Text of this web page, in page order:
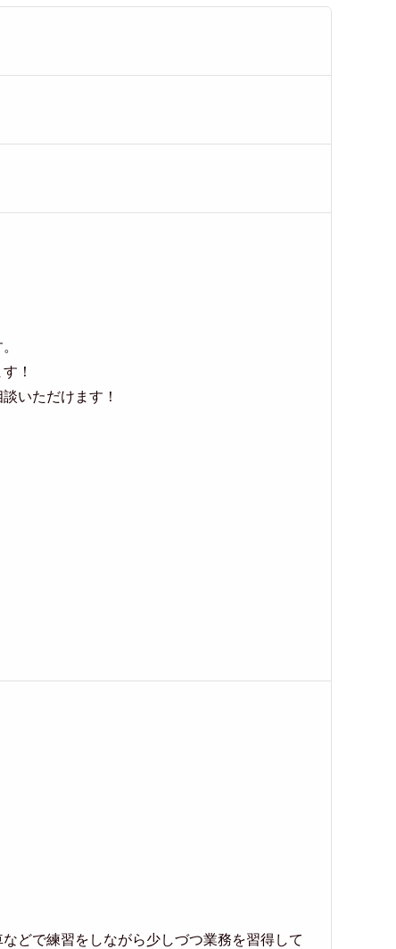
！
いただけます！
どで練習をしながら少しづつ業務を習得して